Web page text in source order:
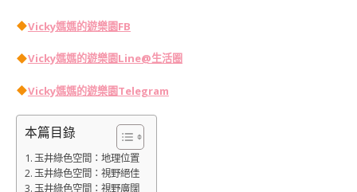
Vicky媽媽的遊樂園FB
Vicky媽媽的遊樂園Line@生活圈
Vicky媽媽的遊樂園Telegram
本篇目錄
玉井綠色空間：地理位置
玉井綠色空間：視野絕佳
玉井綠色空間：視野廣闊